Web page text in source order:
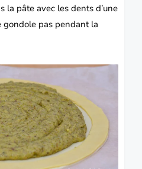
la pâte avec les dents d’une
gondole pas pendant la